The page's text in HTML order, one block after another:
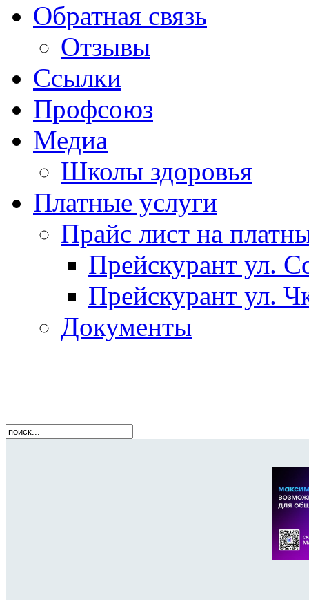
Обратная связь
Отзывы
Ссылки
Профсоюз
Медиа
Школы здоровья
Платные услуги
Прайс лист на
Прейскурант ул.
Прейскурант ул.
Документы